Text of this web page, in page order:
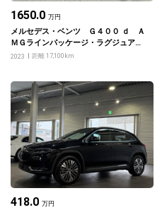
1650.0 万円
メルセデス・ベンツ Ｇ４００ ｄ Ａ
ＭＧラインパッケージ・ラグジュアリ
ーパッケージ・Ｇ ｍａｎｕｆａｋｔｕ
2023 距離 17,100km
418.0 万円